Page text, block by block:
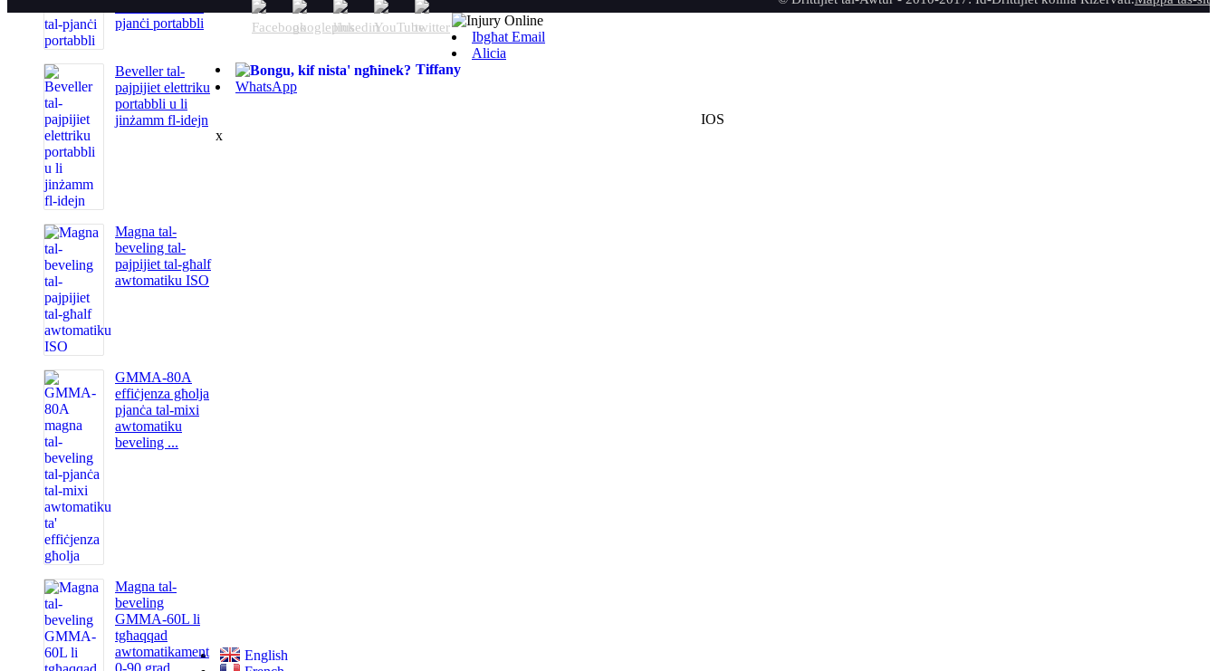
pjanċi portabbli
Beveller tal-
pajpijiet elettriku
portabbli u li
jinżamm fl-idejn
Magna tal-
beveling tal-
pajpijiet tal-għalf
awtomatiku ISO
GMMA-80A
effiċjenza għolja
pjanċa tal-mixi
awtomatiku
beveling ...
Magna tal-
beveling
GMMA-60L li
tgħaqqad
awtomatikament
0-90 grad
Ibgħat Email
Alicia
Tiffany
WhatsApp
IOS
x
English